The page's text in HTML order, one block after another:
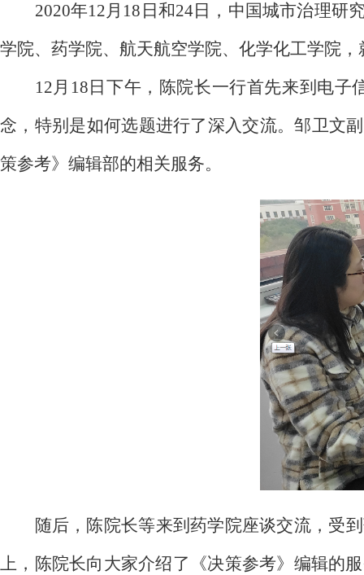
2020年12月18日和24日，中国城市治理
学院、药学院、航天航空学院、化学化工学院
12月18日下午，陈院长一行首先来到电
念，特别是如何选题进行了深入交流。邹卫文
策参考》编辑部的相关服务。
随后，陈院长等来到药学院座谈交流，受
上，陈院长向大家介绍了《决策参考》编辑的